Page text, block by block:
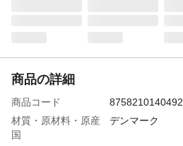
商品の詳細
商品コード
8758210140492
材質・原材料・原産
国
デンマーク